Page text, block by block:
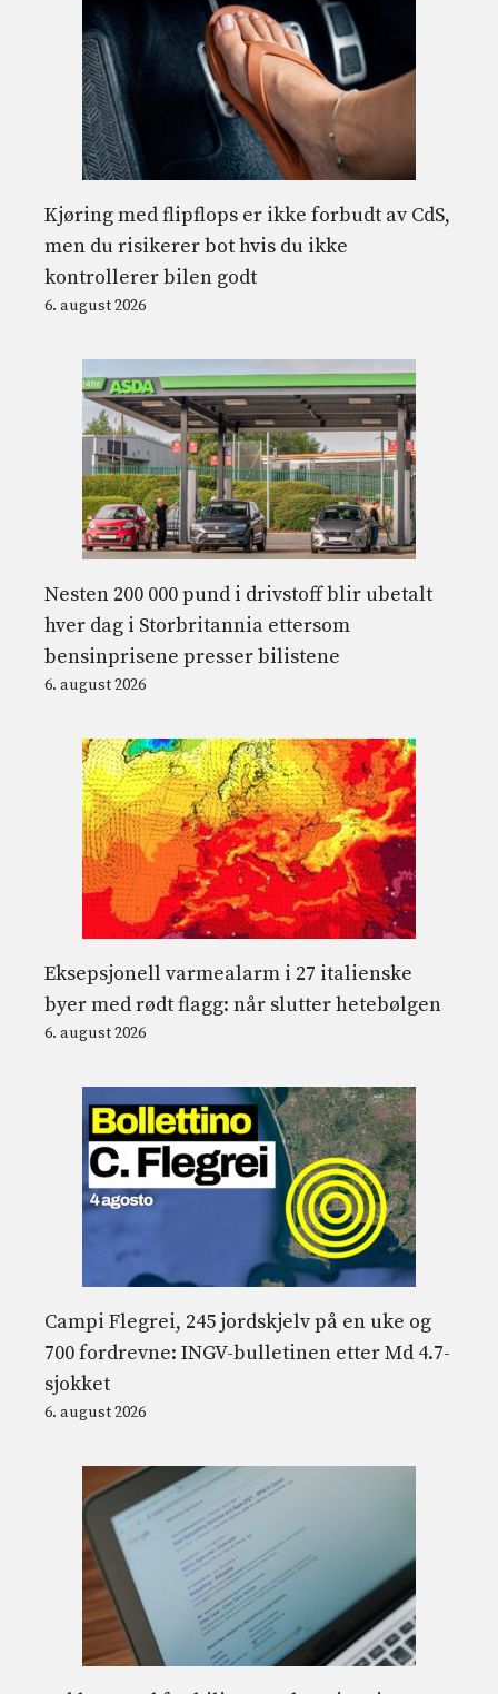
Kjøring med flipflops er ikke forbudt av CdS,
men du risikerer bot hvis du ikke
kontrollerer bilen godt
6. august 2026
Nesten 200 000 pund i drivstoff blir ubetalt
hver dag i Storbritannia ettersom
bensinprisene presser bilistene
6. august 2026
Eksepsjonell varmealarm i 27 italienske
byer med rødt flagg: når slutter hetebølgen
6. august 2026
Campi Flegrei, 245 jordskjelv på en uke og
700 fordrevne: INGV-bulletinen etter Md 4.7-
sjokket
6. august 2026